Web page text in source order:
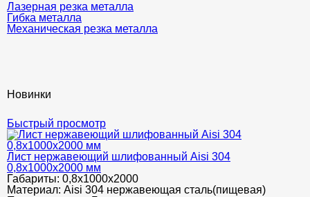
Лазерная резка металла
Гибка металла
Механическая резка металла
Новинки
Быстрый просмотр
Лист нержавеющий шлифованный Aisi 304
0,8х1000х2000 мм
Габариты: 0,8х1000х2000
Материал: Aisi 304 нержавеющая сталь(пищевая)